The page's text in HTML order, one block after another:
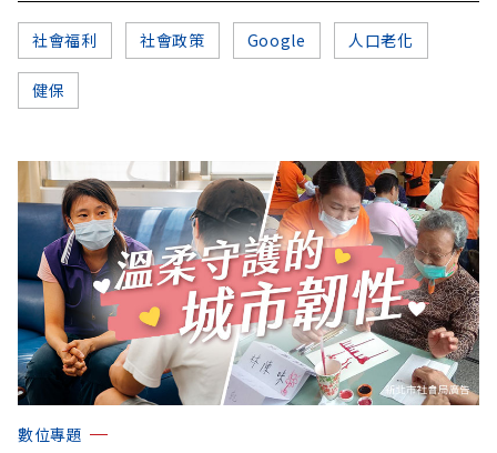
社會福利 社會政策 Google 人口老化
健保
數位專題